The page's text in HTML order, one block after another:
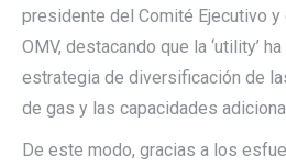
presidente del Comité Ejecutivo
OMV, destacando que la ‘utility’
estrategia de diversificación de
de gas y las capacidades
De este modo, gracias a los